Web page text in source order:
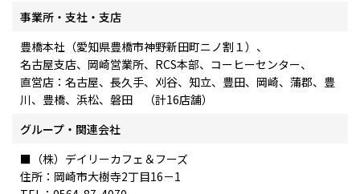
事業所・支社・支店
豊橋本社（愛知県豊橋市神野新田町ニノ割１）、
名古屋支店、岡崎営業所、RCS本部、コーヒーセンター、
直営店：名古屋、長久手、刈谷、知立、豊田、岡崎、蒲郡、豊
川、豊橋、浜松、磐田 （計16店舗）
グループ・関連会社
■（株）デイリーカフェ＆フーズ
住所：岡崎市大樹寺2丁目16－1